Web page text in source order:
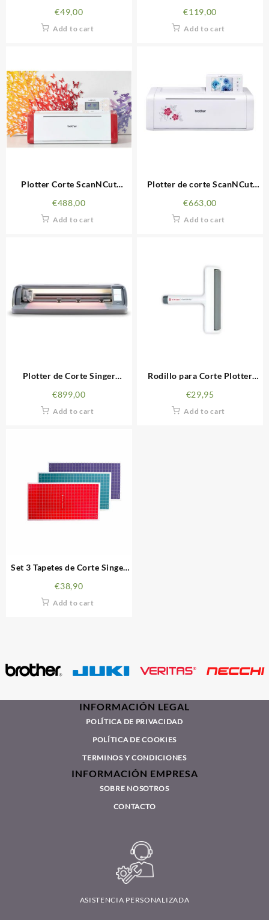
€49,00
Add to cart
€119,00
Add to cart
Plotter Corte ScanNCut
€488,00
Add to cart
Plotter de corte ScanNCut
€663,00
Add to cart
Plotter de Corte Singer
€899,00
Add to cart
Rodillo para Corte Plotter
€29,95
Add to cart
Set 3 Tapetes de Corte Singer
€38,90
Add to cart
INFORMACIÓN LEGAL
POLÍTICA DE PRIVACIDAD
POLÍTICA DE COOKIES
TERMINOS Y CONDICIONES
INFORMACIÓN EMPRESA
SOBRE NOSOTROS
CONTACTO
ASISTENCIA PERSONALIZADA